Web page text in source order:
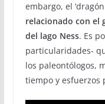
embargo, el
relacionado con el
del lago Ness. Es
particularidades-
los paleontólogos,
tiempo y esfuerzos